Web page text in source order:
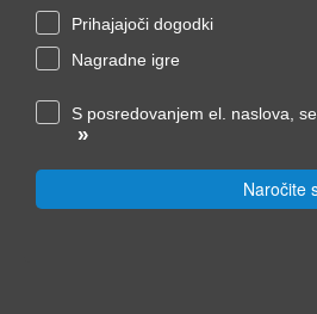
Prihajajoči dogodki
Nagradne igre
S posredovanjem el. naslova,
»
Naročite